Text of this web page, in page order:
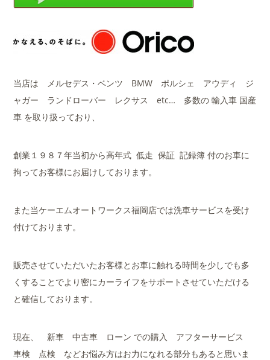
当店は メルセデス・ベンツ BMW ポルシェ アウディ ジ
ャガー ランドローバー レクサス etc… 多数の 輸入車 国産
車 を取り扱っており、
創業１９８７年当初から高年式 低走 保証 記録簿 付のお車に
拘ってお客様にお届けしております。
また当ケーエムオートワークス福岡店では洗車サービスを受け
付けております。
販売させていただいたお客様とお車に触れる時間を少しでも多
くすることでより密にカーライフをサポートさせていただける
と確信しております。
現在、 新車 中古車 ローン での購入 アフターサービス
車検 点検 などお悩み方はお力になれる部分もあると思いま